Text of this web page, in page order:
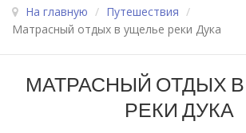
На главную / Путешествия /
Матрасный отдых в ущелье реки Дука
МАТРАСНЫЙ ОТДЫХ
РЕКИ ДУКА